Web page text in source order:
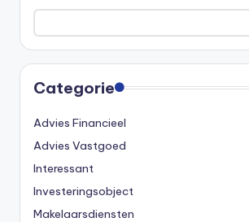
Categorie
Advies Financieel
Advies Vastgoed
Interessant
Investeringsobject
Makelaarsdiensten